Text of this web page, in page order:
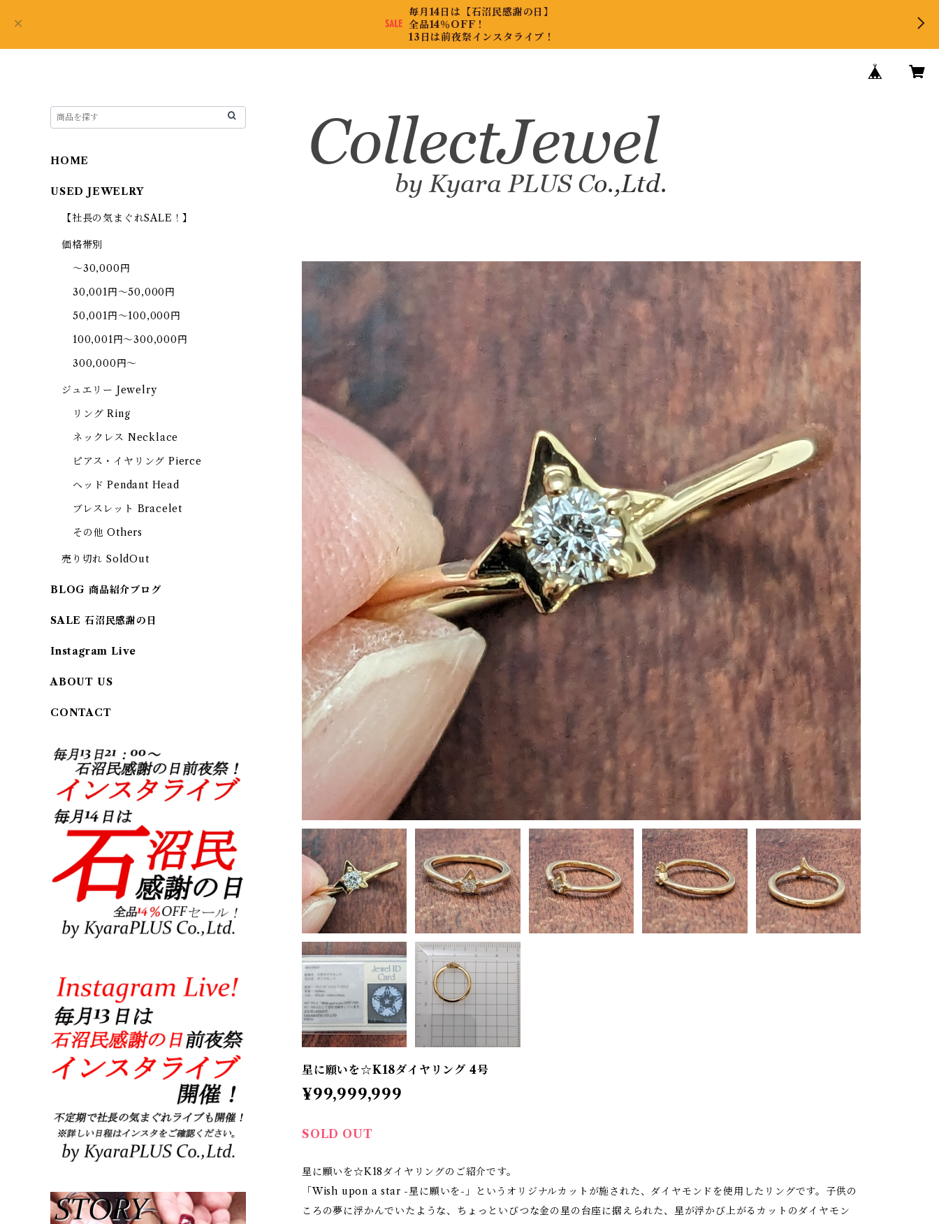
毎月14日は【石沼民感謝の日】
全品14％OFF！
13日は前夜祭インスタライブ！
星に願いを☆K18ダイヤリング 4号
¥99,999,999
SOLD OUT
星に願いを☆K18ダイヤリングのご紹介です。
「Wish upon a star -星に願いを-」というオリジナルカットが施された、ダイヤモンドを使用したリングです。子供の
ころの夢に浮かんでいたような、ちょっといびつな金の星の台座に据えられた、星が浮かび上がるカットのダイヤモン
HOME
USED JEWELRY
【社長の気まぐれSALE！】
価格帯別
～30,000円
30,001円～50,000円
50,001円～100,000円
100,001円～300,000円
300,000円～
ジュエリー Jewelry
リング Ring
ネックレス Necklace
ピアス・イヤリング Pierce
ヘッド Pendant Head
ブレスレット Bracelet
その他 Others
売り切れ SoldOut
BLOG 商品紹介ブログ
SALE 石沼民感謝の日
Instagram Live
ABOUT US
CONTACT